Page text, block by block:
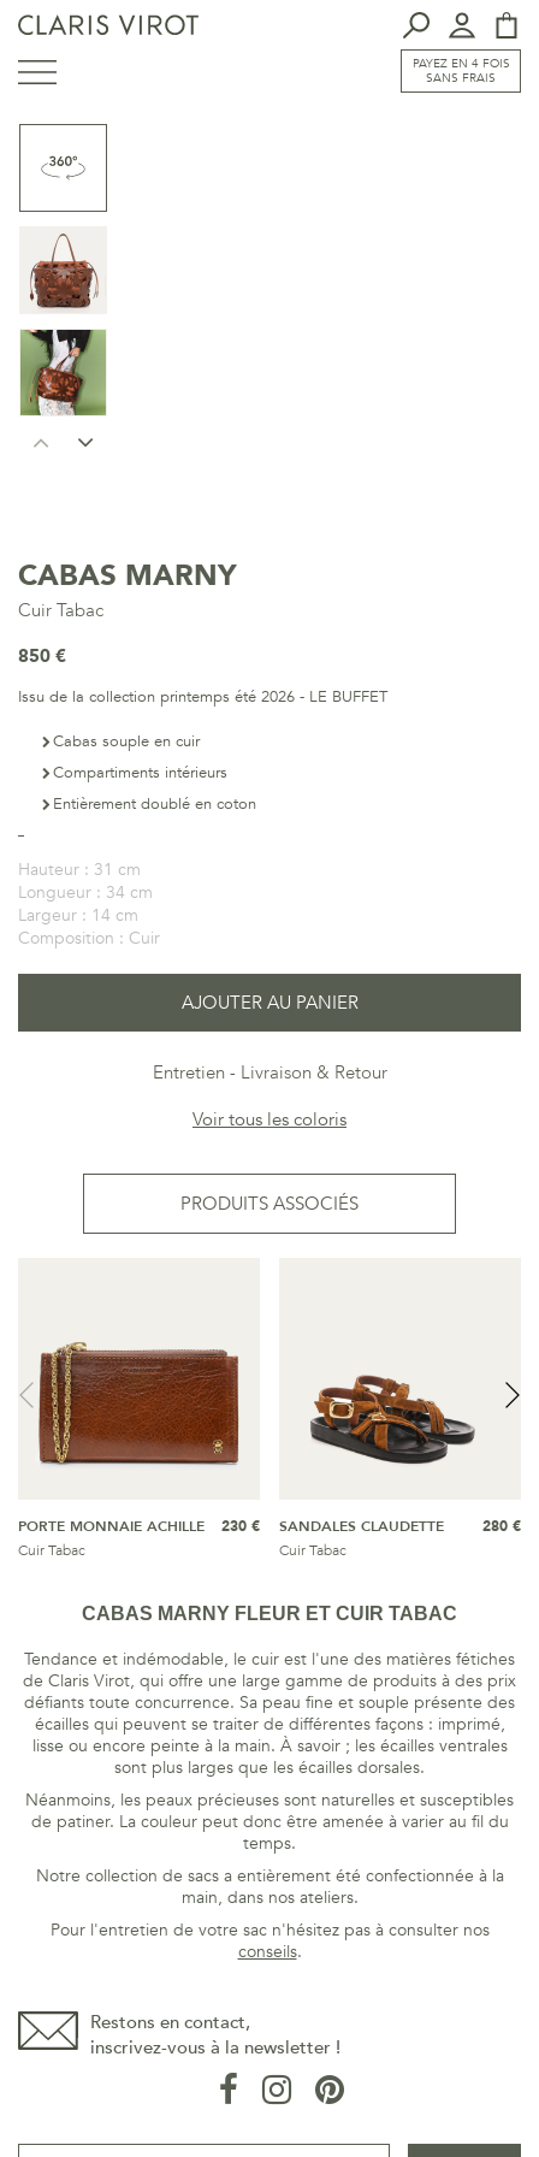
PAYEZ EN 4 FOIS
SANS FRAIS
CABAS MARNY
Cuir Tabac
850 €
Issu de la collection printemps été 2026 - LE BUFFET
Cabas souple en cuir
Compartiments intérieurs
Entièrement doublé en coton
Hauteur : 31 cm
Longueur : 34 cm
Largeur : 14 cm
Composition : Cuir
AJOUTER AU PANIER
Entretien
Livraison & Retour
Voir tous les coloris
PRODUITS ASSOCIÉS
PORTE MONNAIE ACHILLE
Cuir Tabac
230 €
SANDALES CLAUDETTE
Cuir Tabac
280 €
CABAS MARNY FLEUR ET CUIR TABAC
Tendance et indémodable, le cuir est l'une des matières fétiches
de Claris Virot, qui offre une large gamme de produits à des prix
défiants toute concurrence. Sa peau fine et souple présente des
écailles qui peuvent se traiter de différentes façons : imprimé,
lisse ou encore peinte à la main. À savoir ; les écailles ventrales
sont plus larges que les écailles dorsales.
Néanmoins, les peaux précieuses sont naturelles et susceptibles
de patiner. La couleur peut donc être amenée à varier au fil du
temps.
Notre collection de sacs a entièrement été confectionnée à la
main, dans nos ateliers.
Pour l'entretien de votre sac n'hésitez pas à consulter nos
conseils.
Restons en contact,
inscrivez-vous à la newsletter !